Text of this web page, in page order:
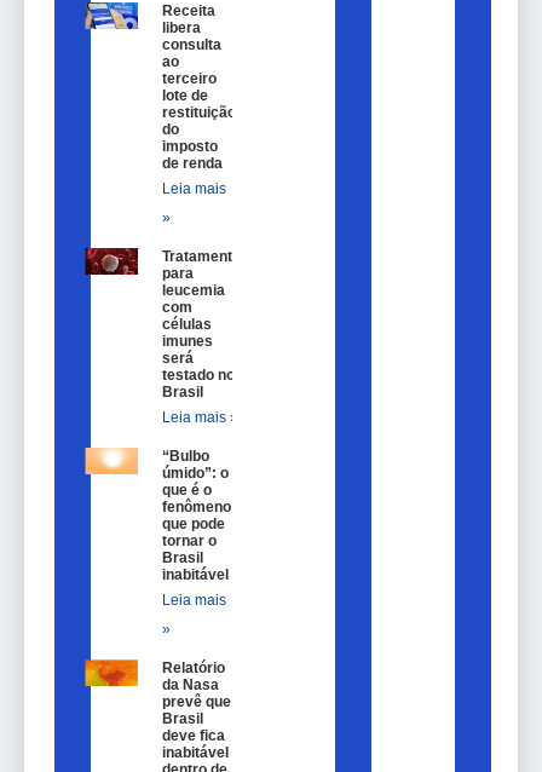
Receita
libera
consulta
ao
terceiro
lote de
restituição
do
imposto
de renda
Leia mais
»
Tratamento
para
leucemia
com
células
imunes
será
testado no
Brasil
Leia mais »
“Bulbo
úmido”: o
que é o
fenômeno
que pode
tornar o
Brasil
inabitável
Leia mais
»
Relatório
da Nasa
prevê que
Brasil
deve fica
inabitável